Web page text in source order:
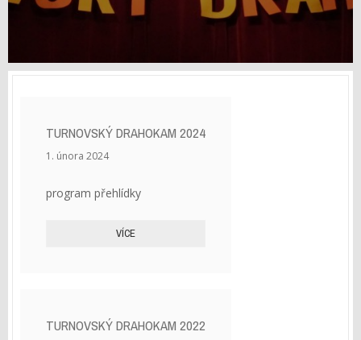
TURNOVSKÝ DRAHOKAM 2024
1. února 2024
program přehlídky
VÍCE
TURNOVSKÝ DRAHOKAM 2022